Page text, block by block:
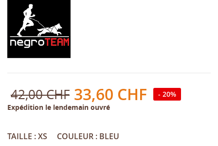
42,00 CHF 33,60 CHF
- 20%
Expédition le lendemain ouvré
TAILLE : XS COULEUR : BLEU